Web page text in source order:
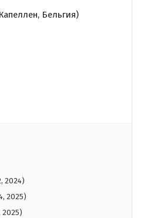
Бельгия)
2024)
2025)